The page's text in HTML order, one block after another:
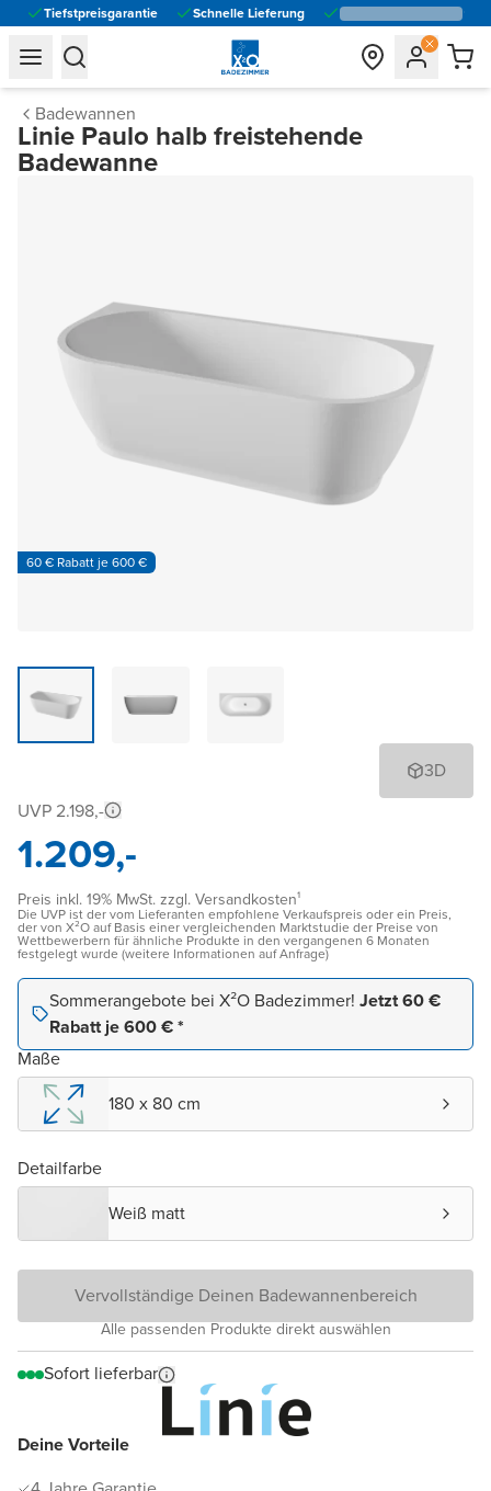
Tiefstpreisgarantie Schnelle Lieferung
general.navigation.toggle_menu.label
general.navigation.toggle_menu.label
Badewannen
Linie Paulo halb freistehende
Badewanne
60 € Rabatt je 600 €
3D
Deine Vorteile
UVP 2.198,-
1.209,-
Preis inkl. 19% MwSt. zzgl. Versandkosten¹
Die UVP ist der vom Lieferanten empfohlene Verkaufspreis oder ein Preis,
der von X²O auf Basis einer vergleichenden Marktstudie der Preise von
Wettbewerbern für ähnliche Produkte in den vergangenen 6 Monaten
festgelegt wurde (weitere Informationen auf Anfrage)
Sommerangebote bei X²O Badezimmer! Jetzt 60 €
Rabatt je 600 € *
Maße
180 x 80 cm
Detailfarbe
Weiß matt
Vervollständige Deinen Badewannenbereich
Alle passenden Produkte direkt auswählen
Sofort lieferbar